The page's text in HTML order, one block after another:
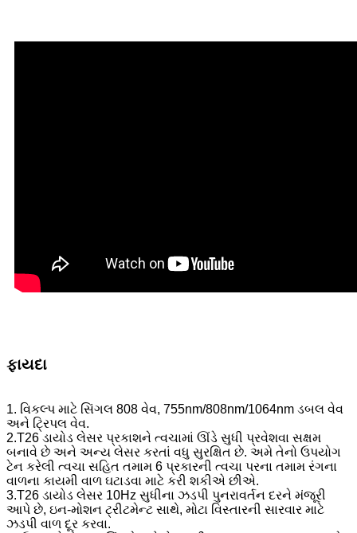
ફાયદા
1. વિકલ્પ માટે સિંગલ 808 વેવ, 755nm/808nm/1064nm ડબલ વેવ
અને ટ્રિપલ વેવ.
2.T26 ડાયોડ લેસર પ્રકાશને ત્વચામાં ઊંડે સુધી પ્રવેશવા સક્ષમ
બનાવે છે અને અન્ય લેસર કરતાં વધુ સુરક્ષિત છે. અમે તેનો ઉપયોગ
ટેન કરેલી ત્વચા સહિત તમામ 6 પ્રકારની ત્વચા પરના તમામ રંગના
વાળના કાયમી વાળ ઘટાડવા માટે કરી શકીએ છીએ.
3.T26 ડાયોડ લેસર 10Hz સુધીના ઝડપી પુનરાવર્તન દરને મંજૂરી
આપે છે, ઇન-મોશન ટ્રીટમેન્ટ સાથે, મોટા વિસ્તારની સારવાર માટે
ઝડપી વાળ દૂર કરવા.